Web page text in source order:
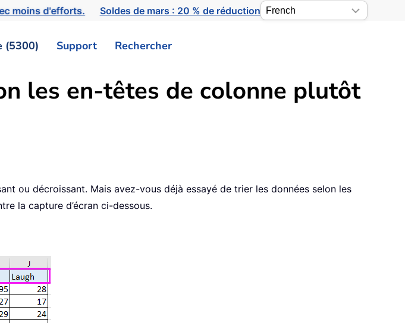
moins d'efforts. Soldes de mars : 20 % de réduction
(5300) Support Rechercher
les en-têtes de colonne plutôt
ou décroissant. Mais avez-vous déjà essayé de trier les données selon les
la capture d’écran ci-dessous.